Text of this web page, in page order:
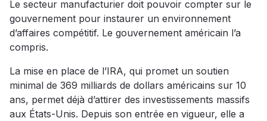
Le secteur manufacturier doit pouvoir compter sur le
gouvernement pour instaurer un environnement
d’affaires compétitif. Le gouvernement américain l’a
compris.
La mise en place de l’IRA, qui promet un soutien
minimal de 369 milliards de dollars américains sur 10
ans, permet déjà d’attirer des investissements massifs
aux États-Unis. Depuis son entrée en vigueur, elle a